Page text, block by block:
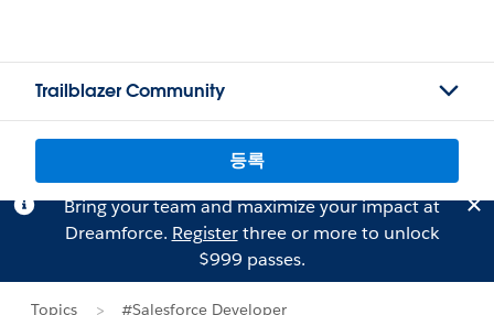
Trailblazer Community
등록
Bring your team and maximize your impact at
Dreamforce. Registerthree or more to unlock
$999 passes.
Topics
#Salesforce Developer